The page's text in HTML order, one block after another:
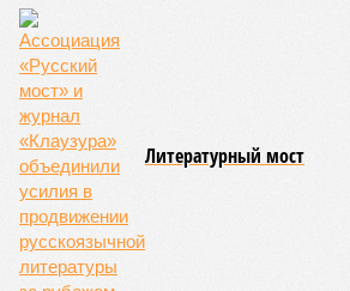
Литературный мост